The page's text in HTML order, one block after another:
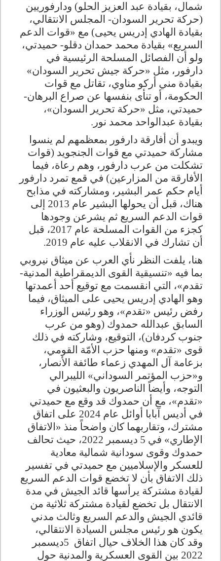
شمال، بقيادة عبد العزيز الحلو) ودارفوريين
(حركة تحرير السودان- المجلس الانتقالي،
بقيادة الهادي إدريس يحيى) مع «قوات الدعم
السريع» بقيادة محمد حمدان دقلو- حميدتي،
ولو أن الفصائل المسلحة الرئيسية في
دارفور، مثل «حركة جيش تحرير السودان»
بقيادة مني أركو مناوي، تقاتل مع قوات
الحكومة، أو تنأى بنفسها عن صراع البرهان-
حميدتي، مثل «حركة تحرير السودان»،
بقيادة عبدالواحد محمد نور .
ويبدو أن أفارقة دارفور بمعظمهم لم ينسوا
مشاركة حميدتي مع قوات الجنجويد (قوات
تشكلت من عرب دارفور، وهم رعاة، فيما
الأفارقة من المزارعين) في قمع تمرد دارفور
أيام حكم عمر البشير، ومشاركته في مذابح
هناك، قبل أن يحولها البشير عام 2013 إلى
قوات الدعم السريع ثم يشرعن وجودها
كجزء من القوات المسلحة عام 2017، قبل
أن تشارك في الانقلاب عليه عام 2019
.
هنا، يلفت النظر نأي العرب عن ميثاق نيروبي
بما فيه «تنسيقية القوى الديمقراطية المدنية-
تقدم»، التي انقسمت مع توقيع أحد أعمدتها
وهو الهادي إدريس يحيى على الميثاق، فيما
رفض رئيس «تقدم»، وهو رئيس الوزراء
السابق عبدالله حمدوك (وهو من عرب
جنوب كردفان)، التوقيع، وشاركته في ذلك
قوى «تقدم» ومنها حزب الأمّة القومي،
بزعامة آل المهدي زعماء طائفة الأنصار،
و«حزب المؤتمر السوداني» الليبرالي
التوجه، وأيضاً الناصريون والبعثيون في
«تقدم»، مع أن حمدوك قد وقع مع حميدتي
في أديس آبابا أوائل عام 2024 على اتفاق
مشترك، وتقاربهما كان واضحاً منذ «الاتفاق
الإطاري» في 5 ديسمبر 2022، حيث تحالف
حمدوك وقوى سودانية شمالية معادية
للعسكر والإسلاميين مع حميدتي في تفسير
ذلك الاتفاق بأن لا تخضع قوات الدعم السريع
لقيادة مشتركة يرأسها قائد الجيش في مدة
الانتقال بل تخضع لقيادة مشتركة ثلاثية من
قائدي الجيش والدعم السريع وثالث مدني
يكون هو رئيس مجلس السيادة الانتقالي،
وقد كان هذا الخلاف حيال اتفاق 5ديسمبر
2022 بين القوى العسكرية والمدنية حول